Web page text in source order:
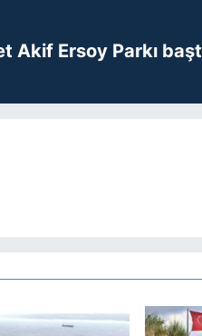
Akif Ersoy Parkı